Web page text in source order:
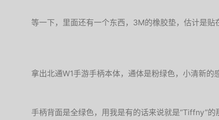
等一下，里面还有一个东西，3M的橡胶垫，估计是贴
拿出北通W1手游手柄本体，通体是粉绿色，小清新的
手柄背面是全绿色，用我是有的话来说就是“Tiffny”